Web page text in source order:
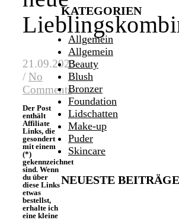
21.09.2023
/ No
Comments
Der Post
enthält
Affiliate
Links, die
gesondert
mit einem
(*)
gekennzeichnet
sind. Wenn
du über
diese Links
etwas
bestellst,
erhalte ich
eine kleine
KATEGORIEN
Allgemein
Allgemein
Beauty
Blush
Bronzer
Foundation
Lidschatten
Make-up
Puder
Skincare
NEUESTE BEITRÄGE